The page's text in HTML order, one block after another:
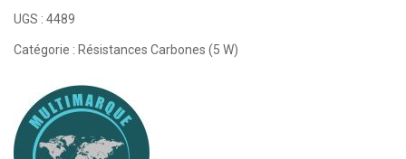
UGS : 4489
Catégorie : Résistances Carbones (5 W)